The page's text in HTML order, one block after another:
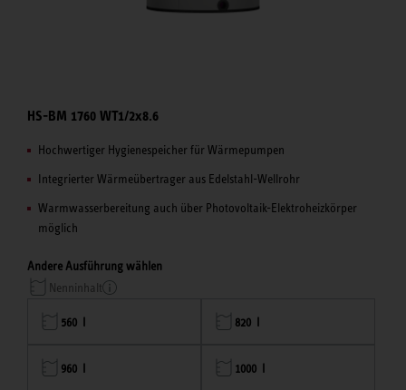
HS-BM 1760 WT1/2x8.6
Hochwertiger Hygienespeicher für Wärmepumpen
Integrierter Wärmeübertrager aus Edelstahl-Wellrohr
Warmwasserbereitung auch über Photovoltaik-Elektroheizkörper
möglich
Andere Ausführung wählen
Nenninhalt
560 l 820 l
960 l 1000 l